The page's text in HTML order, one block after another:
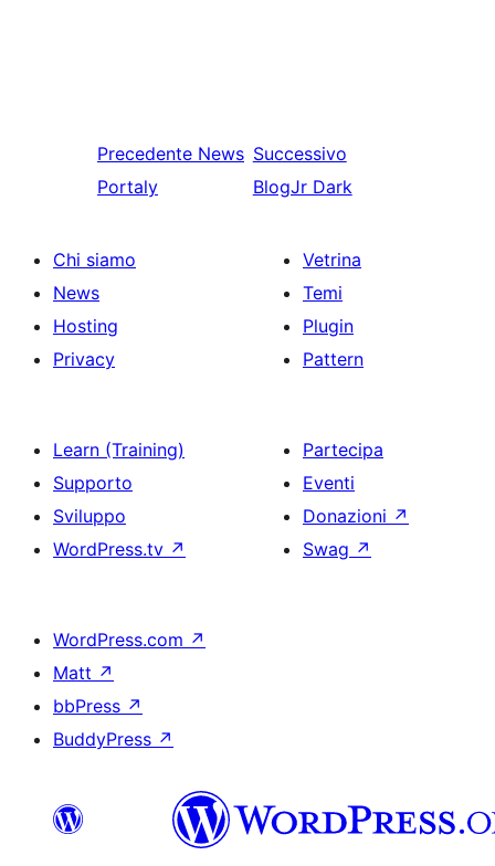
Precedente News
Portaly
Successivo
BlogJr Dark
Chi siamo
News
Hosting
Privacy
Vetrina
Temi
Plugin
Pattern
Learn (Training)
Supporto
Sviluppo
WordPress.tv ↗
Partecipa
Eventi
Donazioni ↗
Swag ↗
WordPress.com ↗
Matt ↗
bbPress ↗
BuddyPress ↗